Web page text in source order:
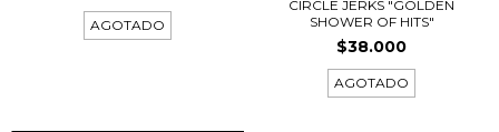
AGOTADO
CIRCLE JERKS "GOLDEN
SHOWER OF HITS"
$38.000
AGOTADO